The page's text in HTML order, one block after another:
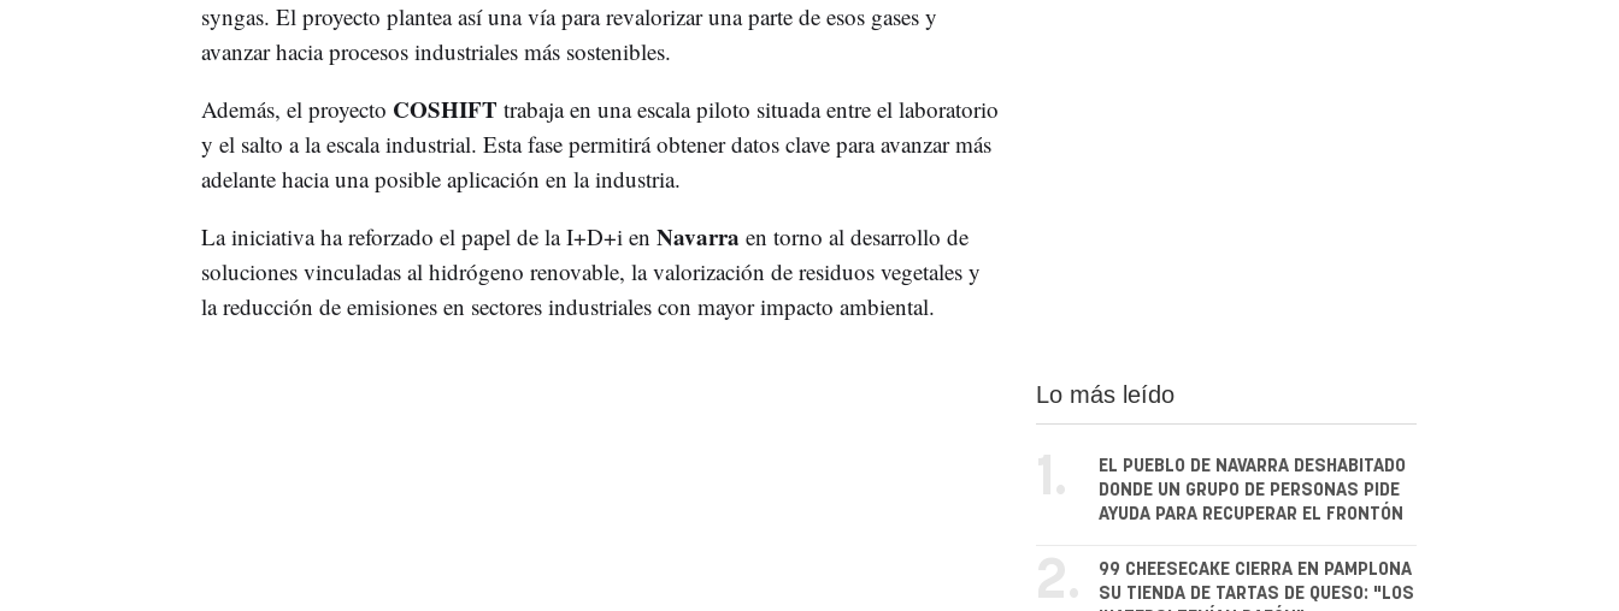
syngas. El proyecto plantea así una vía para revalorizar una parte de esos gases y
avanzar hacia procesos industriales más sostenibles.
Además, el proyecto COSHIFT trabaja en una escala piloto situada entre el laboratorio
y el salto a la escala industrial. Esta fase permitirá obtener datos clave para avanzar más
adelante hacia una posible aplicación en la industria.
La iniciativa ha reforzado el papel de la I+D+i en Navarra en torno al desarrollo de
soluciones vinculadas al hidrógeno renovable, la valorización de residuos vegetales y
la reducción de emisiones en sectores industriales con mayor impacto ambiental.
Lo más leído
1.
EL PUEBLO DE NAVARRA DESHABITADO
DONDE UN GRUPO DE PERSONAS PIDE
AYUDA PARA RECUPERAR EL FRONTÓN
2.
99 CHEESECAKE CIERRA EN PAMPLONA
SU TIENDA DE TARTAS DE QUESO: "LOS